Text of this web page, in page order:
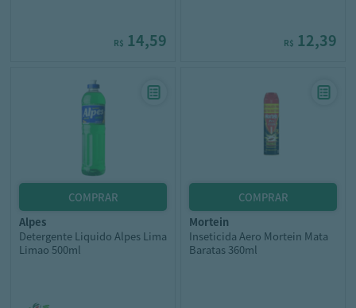
R$ 14,59 R$ 12,39
alpes
Detergente Liquido Alpes Lima
Limao 500ml
mortein
Inseticida Aero Mortein Mata
Baratas 360ml